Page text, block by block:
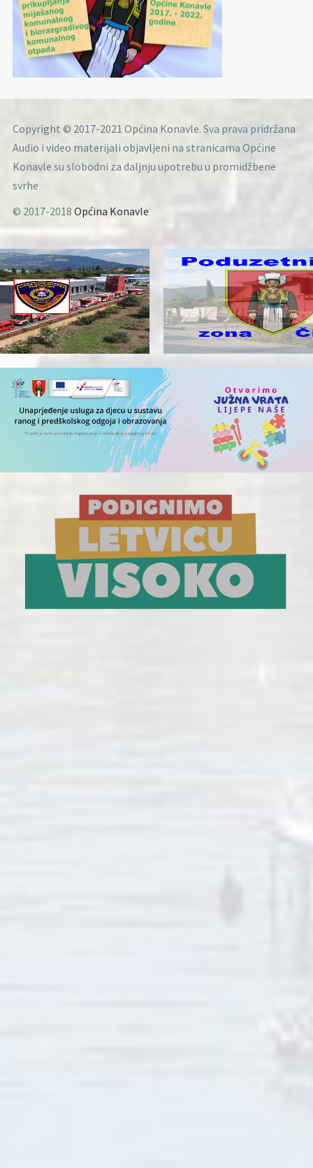
Copyright © 2017-2021 Općina Konavle. Sva prava pridržana
Audio i video materijali objavljeni na stranicama Općine
Konavle su slobodni za daljnju upotrebu u promidžbene
svrhe
© 2017-2018 Općina Konavle